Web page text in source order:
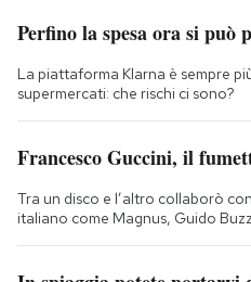
Perfino la spesa ora si può
La piattaforma Klarna è sempre
supermercati: che rischi ci sono?
Francesco Guccini, il
Tra un disco e l’altro collaborò
italiano come Magnus, Guido